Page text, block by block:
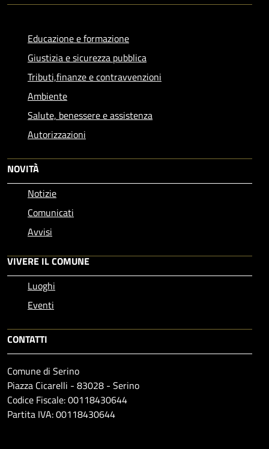
Educazione e formazione
Giustizia e sicurezza pubblica
Tributi,finanze e contravvenzioni
Ambiente
Salute, benessere e assistenza
Autorizzazioni
NOVITÀ
Notizie
Comunicati
Avvisi
VIVERE IL COMUNE
Luoghi
Eventi
CONTATTI
Comune di Serino
Piazza Cicarelli - 83028 - Serino
Codice Fiscale: 00118430644
Partita IVA: 00118430644